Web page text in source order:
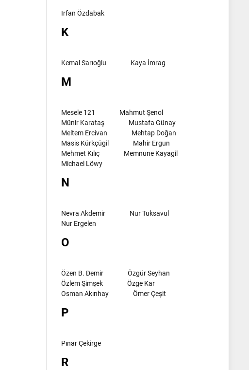
Irfan Özdabak
K
Kemal Sarıoğlu Kaya İmrag
M
Mesele 121
Mahmut Şenol
Münir Karataş
Mustafa Günay
Meltem Ercivan
Mehtap Doğan
Masis Kürkçügil
Mahir Ergun
Mehmet Kılıç
Memnune Kayagil
Michael Löwy
N
Nevra Akdemir
Nur Tuksavul
Nur Ergelen
O
Özen B. Demir
Özgür Seyhan
Özlem Şimşek
Özge Kar
Osman Akınhay
Ömer Çeşit
P
Pınar Çekirge
R